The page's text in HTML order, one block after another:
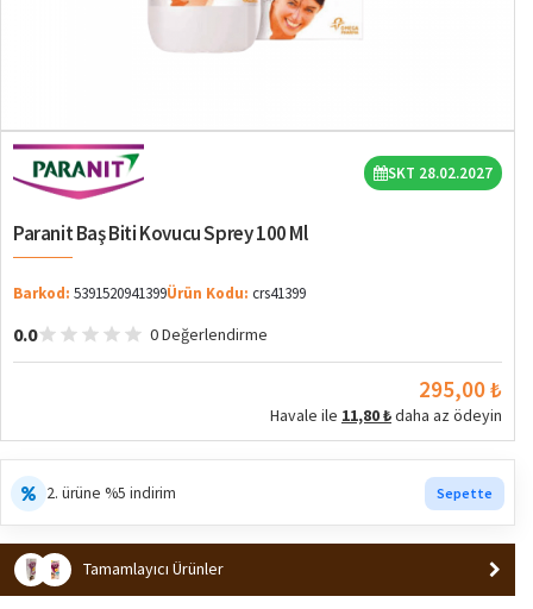
SKT 28.02.2027
Paranit Baş Biti Kovucu Sprey 100 Ml
Barkod: 5391520941399Ürün Kodu: crs41399
0.0 0 Değerlendirme
295,00 ₺
Havale ile 11,80 ₺daha az ödeyin
2. ürüne %5 indirim Sepette
Tamamlayıcı Ürünler